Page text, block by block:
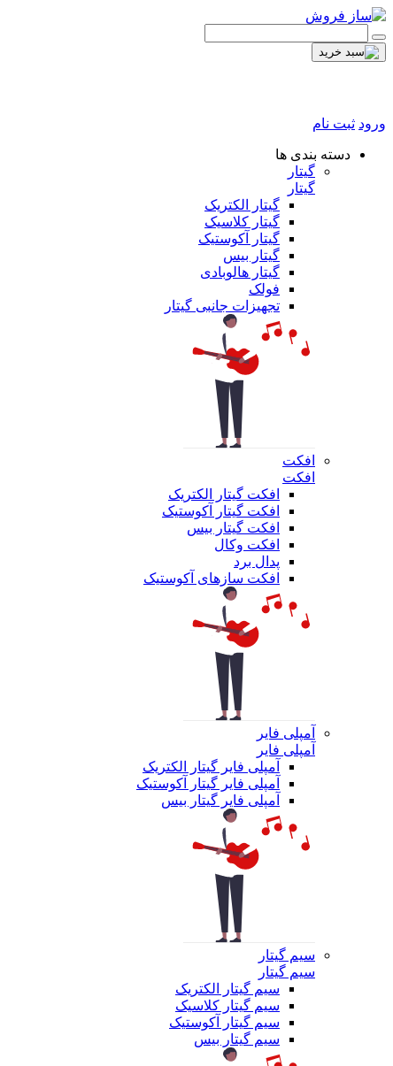
ورود ثبت نام
دسته بندی ها
گیتار
گیتار
گیتار الکتریک
گیتار کلاسیک
گیتار آکوستیک
گیتار بیس
گیتار هالوبادی
فولک
تجهیزات جانبی گیتار
افکت
افکت
افکت گیتار الکتریک
افکت گیتار آکوستیک
افکت گیتار بیس
افکت وکال
پدال برد
افکت سازهای آکوستیک
آمپلی فایر
آمپلی فایر
آمپلی فایر گیتار الکتریک
آمپلی فایر گیتار آکوستیک
آمپلی فایر گیتار بیس
سیم گیتار
سیم گیتار
سیم گیتار الکتریک
سیم گیتار کلاسیک
سیم گیتار آکوستیک
سیم گیتار بیس